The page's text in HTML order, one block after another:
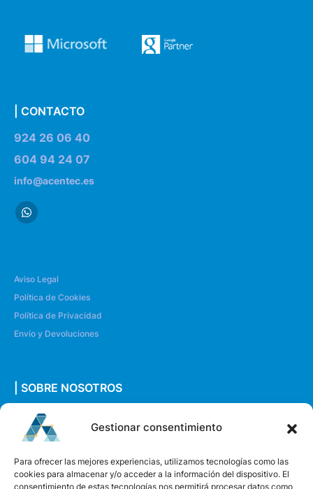
Gestionar consentimiento
Para ofrecer las mejores experiencias, utilizamos tecnologías como las
cookies para almacenar y/o acceder a la información del dispositivo. El
consentimiento de estas tecnologías nos permitirá procesar datos como
| CONTACTO
924 26 06 40
604 94 24 07
info@acentec.es
Aviso Legal
Política de Cookies
Política de Privacidad
Envío y Devoluciones
| SOBRE NOSOTROS
Quiénes somos
Envíanos un mensaje